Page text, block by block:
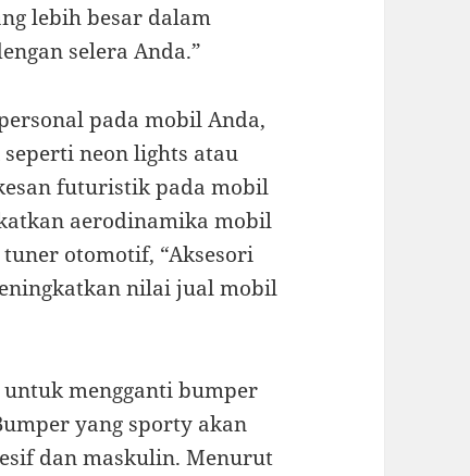
lebih besar dalam
selera Anda.”
pada mobil Anda,
neon lights atau
futuristik pada mobil
aerodinamika mobil
otomotif, “Aksesori
nilai jual mobil
mengganti bumper
yang sporty akan
dan maskulin. Menurut